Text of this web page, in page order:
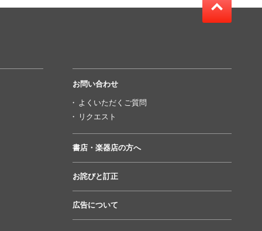
お問い合わせ
よくいただくご質問
リクエスト
書店・楽器店の方へ
お詫びと訂正
広告について